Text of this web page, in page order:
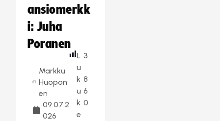
ansiomerkk
i: Juha
Poranen
Markku
Huopon
en
09.07.2
026
L
u
k
u
k
e
3
8
6
0